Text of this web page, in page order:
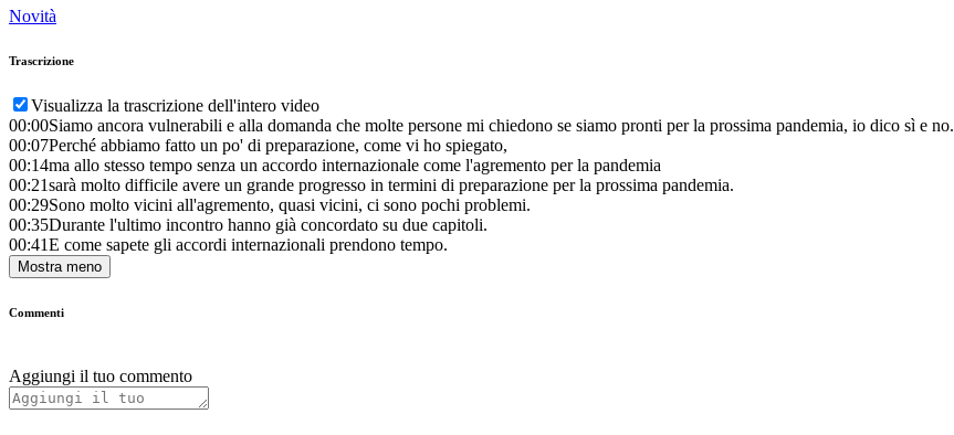
Novità
Trascrizione
Visualizza la trascrizione dell'intero video
00:00Siamo ancora vulnerabili e alla domanda che molte persone mi chiedono se siamo pronti per la prossima pandemia, io dico sì e no.
00:07Perché abbiamo fatto un po' di preparazione, come vi ho spiegato,
00:14ma allo stesso tempo senza un accordo internazionale come l'agremento per la pandemia
00:21sarà molto difficile avere un grande progresso in termini di preparazione per la prossima pandemia.
00:29Sono molto vicini all'agremento, quasi vicini, ci sono pochi problemi.
00:35Durante l'ultimo incontro hanno già concordato su due capitoli.
00:41E come sapete gli accordi internazionali prendono tempo.
Mostra meno
Commenti
Aggiungi il tuo commento